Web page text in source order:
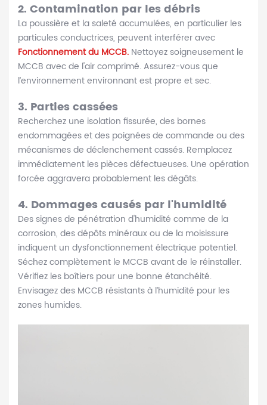
2. Contamination par les débris
La poussière et la saleté accumulées, en particulier les
particules conductrices, peuvent interférer avec
Fonctionnement du MCCB. Nettoyez soigneusement le
MCCB avec de l'air comprimé. Assurez-vous que
l’environnement environnant est propre et sec.
3. Parties cassées
Recherchez une isolation fissurée, des bornes
endommagées et des poignées de commande ou des
mécanismes de déclenchement cassés. Remplacez
immédiatement les pièces défectueuses. Une opération
forcée aggravera probablement les dégâts.
4. Dommages causés par l'humidité
Des signes de pénétration d'humidité comme de la
corrosion, des dépôts minéraux ou de la moisissure
indiquent un dysfonctionnement électrique potentiel.
Séchez complètement le MCCB avant de le réinstaller.
Vérifiez les boîtiers pour une bonne étanchéité.
Envisagez des MCCB résistants à l’humidité pour les
zones humides.